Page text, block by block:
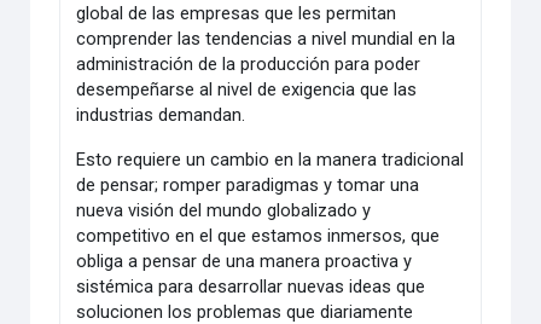
global de las empresas que les permitan
comprender las tendencias a nivel mundial en la
administración de la producción para poder
desempeñarse al nivel de exigencia que las
industrias demandan.
Esto requiere un cambio en la manera tradicional
de pensar; romper paradigmas y tomar una
nueva visión del mundo globalizado y
competitivo en el que estamos inmersos, que
obliga a pensar de una manera proactiva y
sistémica para desarrollar nuevas ideas que
solucionen los problemas que diariamente